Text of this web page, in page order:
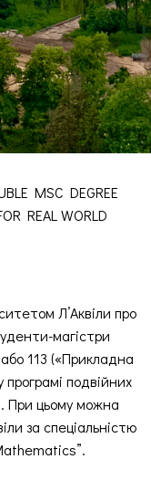
MSC DEGREE
REAL WORLD
Л’Аквіли про
магістри
113 («Прикладна
подвійних
При цьому можна
за спеціальністю